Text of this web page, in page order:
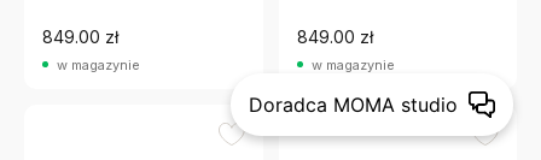
849.00 zł
w magazynie
849.00 zł
w magazynie
Doradca MOMA studio